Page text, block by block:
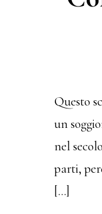
Questo
un
nel
parti,
[…]